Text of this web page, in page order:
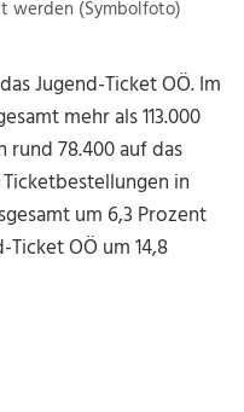
werden (Symbolfoto)
Jugend-Ticket OÖ. Im
mehr als 113.000
78.400 auf das
in
um 6,3 Prozent
OÖ um 14,8